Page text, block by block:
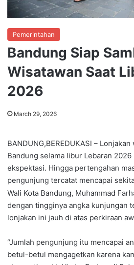
Pemerintahan
Bandung Siap
Wisatawan Saat
2026
March 29, 2026
BANDUNG,BEREDUKASI –
Bandung selama libur Lebaran 2026
ekspektasi. Hingga pertengahan
pengunjung tercatat mencapai
Wali Kota Bandung, Muhammad
dengan tingginya angka kunjungan
lonjakan ini jauh di atas perkiraan
“Jumlah pengunjung itu mencapai
betul-betul mengagetkan karena